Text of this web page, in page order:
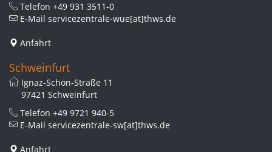
Telefon +49 931 3511-0
E-Mail servicezentrale-wue[at]thws.de
Anfahrt
Schweinfurt
Ignaz-Schön-Straße 11
97421 Schweinfurt
Telefon +49 9721 940-5
E-Mail servicezentrale-sw[at]thws.de
Anfahrt